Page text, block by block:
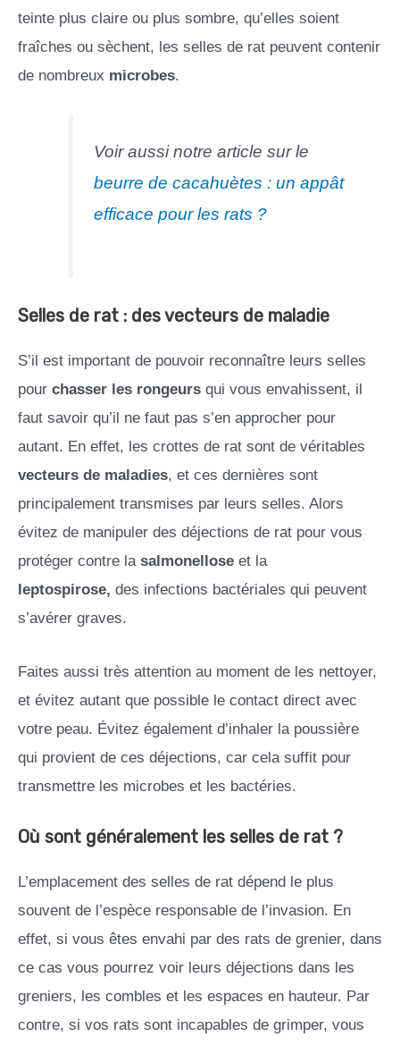
teinte plus claire ou plus sombre, qu’elles soient
fraîches ou sèchent, les selles de rat peuvent contenir
de nombreux microbes.
Voir aussi notre article sur le
beurre de cacahuètes : un appât
efficace pour les rats ?
Selles de rat : des vecteurs de maladie
S’il est important de pouvoir reconnaître leurs selles
pour chasser les rongeurs qui vous envahissent, il
faut savoir qu’il ne faut pas s’en approcher pour
autant. En effet, les crottes de rat sont de véritables
vecteurs de maladies, et ces dernières sont
principalement transmises par leurs selles. Alors
évitez de manipuler des déjections de rat pour vous
protéger contre la salmonellose et la
leptospirose, des infections bactériales qui peuvent
s’avérer graves.
Faites aussi très attention au moment de les nettoyer,
et évitez autant que possible le contact direct avec
votre peau. Évitez également d’inhaler la poussière
qui provient de ces déjections, car cela suffit pour
transmettre les microbes et les bactéries.
Où sont généralement les selles de rat ?
L’emplacement des selles de rat dépend le plus
souvent de l’espèce responsable de l’invasion. En
effet, si vous êtes envahi par des rats de grenier, dans
ce cas vous pourrez voir leurs déjections dans les
greniers, les combles et les espaces en hauteur. Par
contre, si vos rats sont incapables de grimper, vous